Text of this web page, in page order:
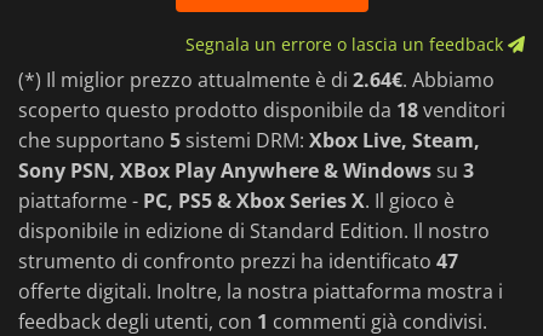
Segnala un errore o lascia un feedback
(*) Il miglior prezzo attualmente è di 2.64€. Abbiamo
scoperto questo prodotto disponibile da 18venditori
che supportano 5 sistemi DRM: Xbox Live, Steam,
Sony PSN, XBox Play Anywhere & Windows su 3
piattaforme - PC, PS5 & Xbox Series X. Il gioco è
disponibile in edizione di Standard Edition. Il nostro
strumento di confronto prezzi ha identificato 47
offerte digitali. Inoltre, la nostra piattaforma mostra i
feedback degli utenti, con 1 commenti già condivisi.